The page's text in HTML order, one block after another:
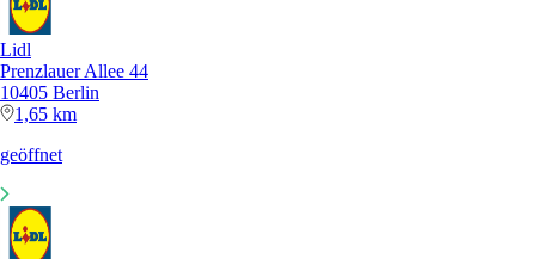
Lidl
Prenzlauer Allee 44
10405 Berlin
1,65 km
geöffnet